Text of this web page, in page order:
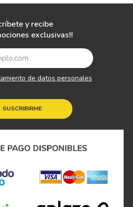
y recibe
exclusivas!!
SUSCRIBIRME
de datos personales